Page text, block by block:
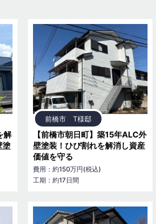
解
塗
前橋市 T様邸
【前橋市朝日町】築15年ALC外
壁塗装！ひび割れを解消し資産
価値を守る
費用：約150万円(税込)
工期：約17日間